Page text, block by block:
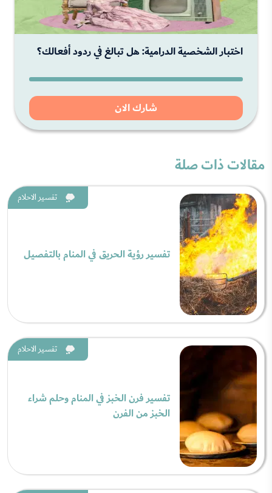
اختبار الشخصية الدرامية: هل تبالغ في ردود أفعالك؟
شارك الان
مقالات ذات صلة
تفسير الاحلام
تفسير رؤية الحريق في المنام بالتفصيل
تفسير الاحلام
تفسير فرن الخبز في المنام وحلم شراء
الخبز من الفرن